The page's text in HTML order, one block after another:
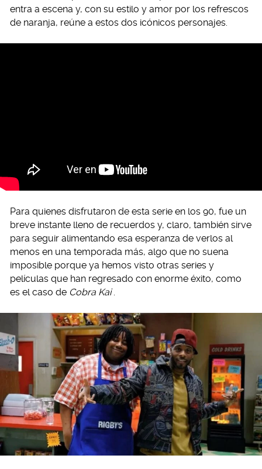
entra a escena y, con su estilo y amor por los refrescos
de naranja, reúne a estos dos icónicos personajes.
Para quienes disfrutaron de esta serie en los 90, fue un
breve instante lleno de recuerdos y, claro, también sirve
para seguir alimentando esa esperanza de verlos al
menos en una temporada más, algo que no suena
imposible porque ya hemos visto otras series y
películas que han regresado con enorme éxito, como
es el caso de Cobra Kai .